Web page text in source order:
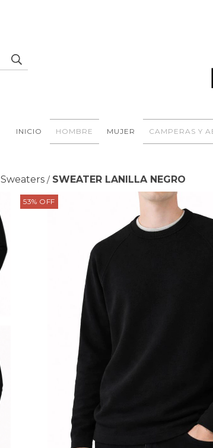
INICIO HOMBRE MUJER CAMPERAS Y
Sweaters / SWEATER LANILLA NEGRO
53% OFF